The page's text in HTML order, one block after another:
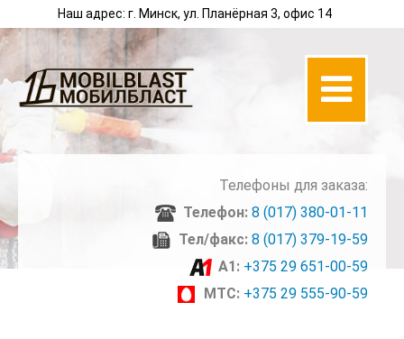
Наш адрес: г. Минск, ул. Планёрная 3, офис 14
Телефоны для заказа:
Телефон: 8 (017) 380-01-11
Тел/факс: 8 (017) 379-19-59
A1: +375 29 651-00-59
МТС: +375 29 555-90-59